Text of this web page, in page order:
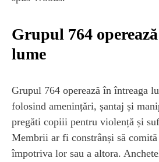
Grupul 764
lume
Grupul 764 operează în întreaga
folosind amenințări, șantaj și
pregăti copiii pentru violență și
Membrii ar fi constrânși să comită
împotriva lor sau a altora.